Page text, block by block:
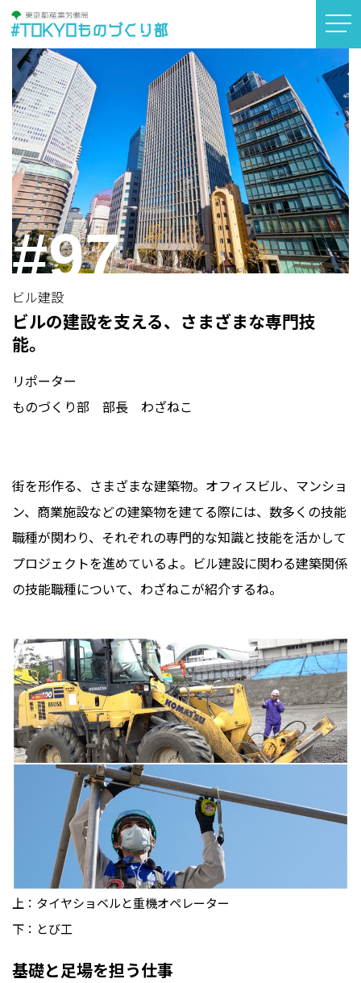
#TOKYOものづくり部
#97
ビル建設
ビルの建設を支える、さまざまな専門技
能。
リポーター
ものづくり部 部長 わざねこ
街を形作る、さまざまな建築物。オフィスビル、マンショ
ン、商業施設などの建築物を建てる際には、数多くの技能
職種が関わり、それぞれの専門的な知識と技能を活かして
プロジェクトを進めているよ。ビル建設に関わる建築関係
の技能職種について、わざねこが紹介するね。
上：タイヤショベルと重機オペレーター
下：とび工
基礎と足場を担う仕事